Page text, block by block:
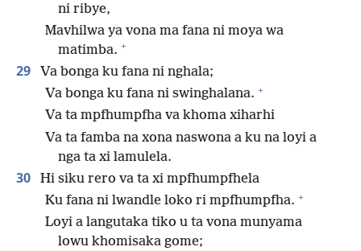
ni ribye,
Mavhilwa ya vona ma fana ni moya wa
matimba. +
29
Va bonga ku fana ni nghala;
Va bonga ku fana ni swinghalana. +
Va ta mpfhumpfha va khoma xiharhi
Va ta famba na xona naswona a ku na loyi a
nga ta xi lamulela.
30
Hi siku rero va ta xi mpfhumpfhela
Ku fana ni lwandle loko ri mpfhumpfha. +
Loyi a langutaka tiko u ta vona munyama
lowu khomisaka gome;